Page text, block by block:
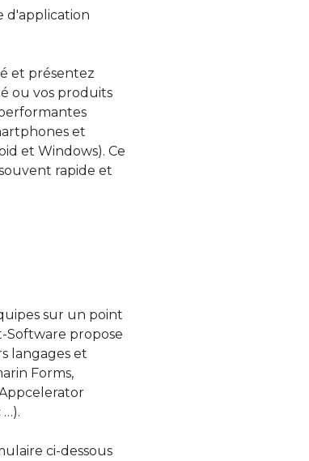
d'application
et présentez
ou vos produits
et
et Windows). Ce
rapide et
sur un point
Software propose
langages et
Forms,
…).
ci-dessous